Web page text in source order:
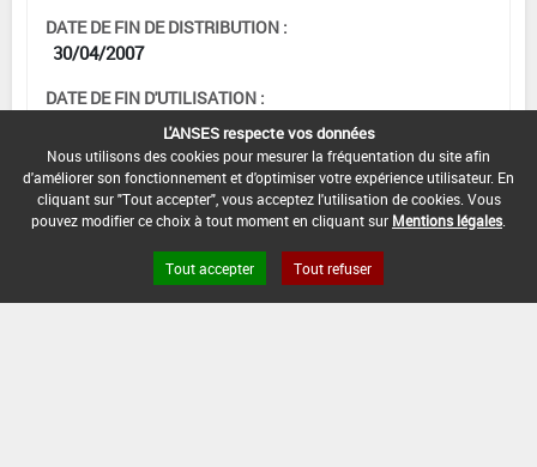
DATE DE FIN DE DISTRIBUTION :
30/04/2007
DATE DE FIN D'UTILISATION :
L'ANSES respecte vos données
Nous utilisons des cookies pour mesurer la fréquentation du site afin
d'améliorer son fonctionnement et d'optimiser votre expérience utilisateur. En
cliquant sur "Tout accepter", vous acceptez l'utilisation de cookies. Vous
pouvez modifier ce choix à tout moment en cliquant sur Mentions légales
Tout accepter Tout refuser